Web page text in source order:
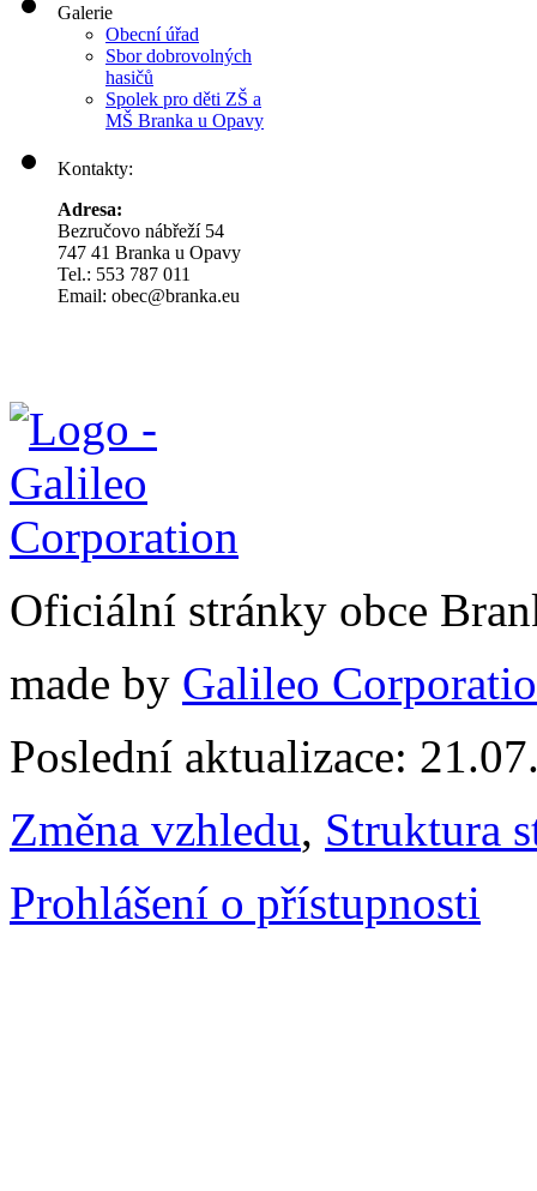
Galerie
Obecní úřad
Sbor dobrovolných
hasičů
Spolek pro děti ZŠ a
MŠ Branka u Opavy
Kontakty:
Adresa:
Bezručovo nábřeží 54
747 41 Branka u Opavy
Tel.: 553 787 011
Email: obec@branka.eu
Oficiální stránky obce
made by Galileo
Poslední aktualizace:
Změna vzhledu, Struktura
Prohlášení o přístupnosti